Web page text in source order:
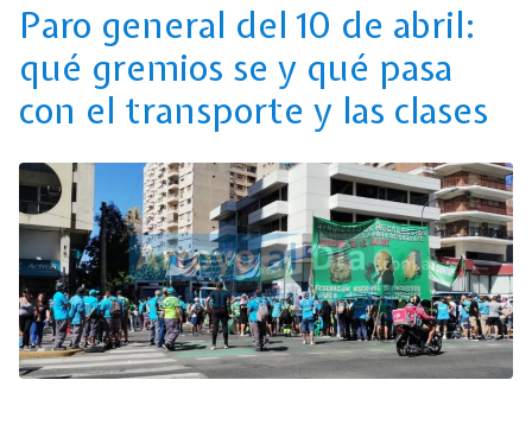
Paro general del 10 de abril:
qué gremios se y qué pasa
con el transporte y las clases